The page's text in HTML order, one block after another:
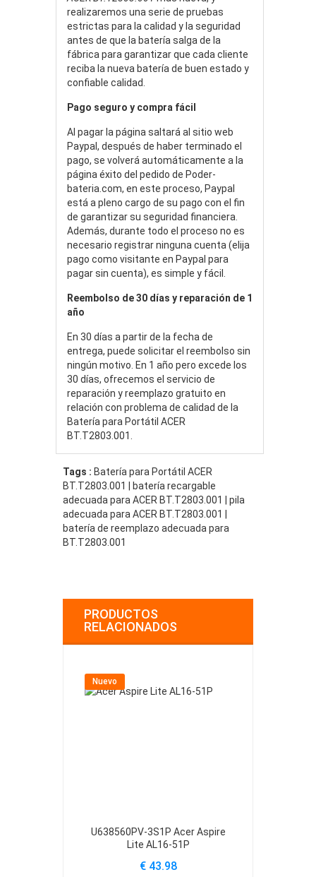
realizaremos una serie de pruebas
estrictas para la calidad y la seguridad
antes de que la batería salga de la
fábrica para garantizar que cada cliente
reciba la nueva batería de buen estado y
confiable calidad.
Pago seguro y compra fácil
Al pagar la página saltará al sitio web
Paypal, después de haber terminado el
pago, se volverá automáticamente a la
página éxito del pedido de Poder-
bateria.com, en este proceso, Paypal
está a pleno cargo de su pago con el fin
de garantizar su seguridad financiera.
Además, durante todo el proceso no es
necesario registrar ninguna cuenta (elija
pago como visitante en Paypal para
pagar sin cuenta), es simple y fácil.
Reembolso de 30 días y reparación de 1
año
En 30 días a partir de la fecha de
entrega, puede solicitar el reembolso sin
ningún motivo. En 1 año pero excede los
30 días, ofrecemos el servicio de
reparación y reemplazo gratuito en
relación con problema de calidad de la
Batería para Portátil ACER
BT.T2803.001.
Tags : Batería para Portátil ACER
BT.T2803.001 | batería recargable
adecuada para ACER BT.T2803.001 | pila
adecuada para ACER BT.T2803.001 |
batería de reemplazo adecuada para
BT.T2803.001
PRODUCTOS
RELACIONADOS
Nuevo
U638560PV-3S1P Acer Aspire
Lite AL16-51P
€ 43.98